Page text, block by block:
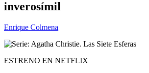
inverosímil
Enrique Colmena
ESTRENO EN NETFLIX